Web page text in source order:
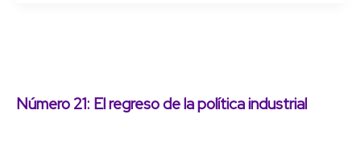
Número 21: El regreso de la política industrial
el
debate